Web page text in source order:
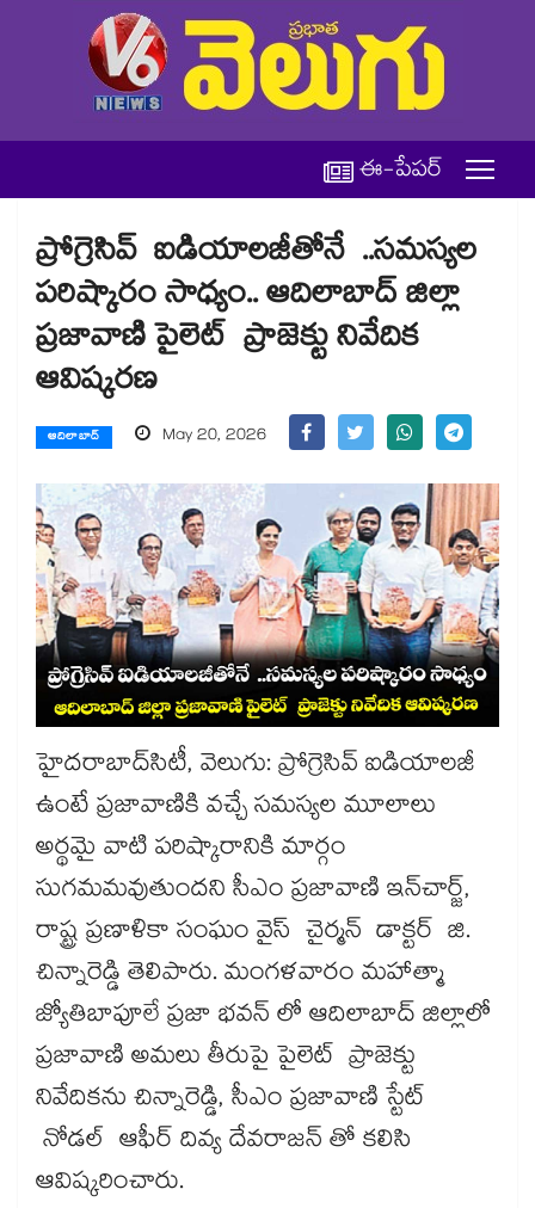
ఈ-పేపర్
ప్రోగ్రెసివ్ ఐడియాలజీతోనే ..సమస్యల
పరిష్కారం సాధ్యం.. ఆదిలాబాద్ జిల్లా
ప్రజావాణి పైలెట్ ప్రాజెక్టు నివేదిక
ఆవిష్కరణ
ఆదిలాబాద్ May 20, 2026
హైదరాబాద్​సిటీ, వెలుగు: ప్రోగ్రెసివ్​ ఐడియాలజీ
ఉంటే ప్రజావాణికి వచ్చే సమస్యల మూలాలు
అర్థమై వాటి పరిష్కారానికి మార్గం
సుగమమవుతుందని సీఎం ప్రజావాణి ఇన్​చార్జ్,
రాష్ట్ర ప్రణాళికా సంఘం వైస్ చైర్మన్ డాక్టర్ జి.
చిన్నారెడ్డి తెలిపారు. మంగళవారం మహాత్మా
జ్యోతిబాపూలే ప్రజా భవన్ లో ఆదిలాబాద్ జిల్లాలో
ప్రజావాణి అమలు తీరుపై పైలెట్ ప్రాజెక్టు
నివేదికను చిన్నారెడ్డి, సీఎం ప్రజావాణి స్టేట్
నోడల్ ఆఫీర్​ దివ్య దేవరాజన్ తో కలిసి
ఆవిష్కరించారు.